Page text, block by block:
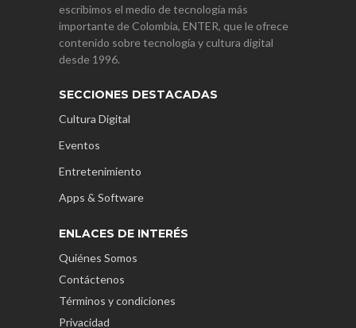
escribimos el medio de tecnología más
importante de Colombia, ENTER, que le ofrece
contenido sobre tecnología y cultura digital
desde 1996.
SECCIONES DESTACADAS
Cultura Digital
Eventos
Entretenimiento
Apps & Software
ENLACES DE INTERÉS
Quiénes Somos
Contáctenos
Términos y condiciones
Privacidad